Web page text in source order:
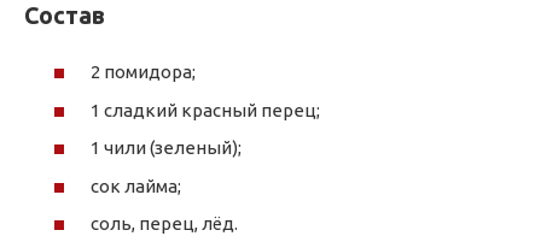
Состав
2 помидора;
1 сладкий красный перец;
1 чили (зеленый);
сок лайма;
соль, перец, лёд.